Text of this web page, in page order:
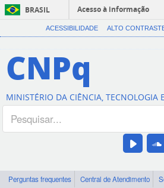
BRASIL
Acesso à informação
ACESSIBILIDADE ALTO
CNPq
MINISTÉRIO DA CIÊNCIA, TECNOLOGIA
Perguntas frequentes Central de Atendimento